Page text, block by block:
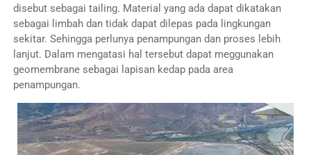
disebut sebagai tailing. Material yang ada dapat dikatakan
sebagai limbah dan tidak dapat dilepas pada lingkungan
sekitar. Sehingga perlunya penampungan dan proses lebih
lanjut. Dalam mengatasi hal tersebut dapat meggunakan
geomembrane sebagai lapisan kedap pada area
penampungan.